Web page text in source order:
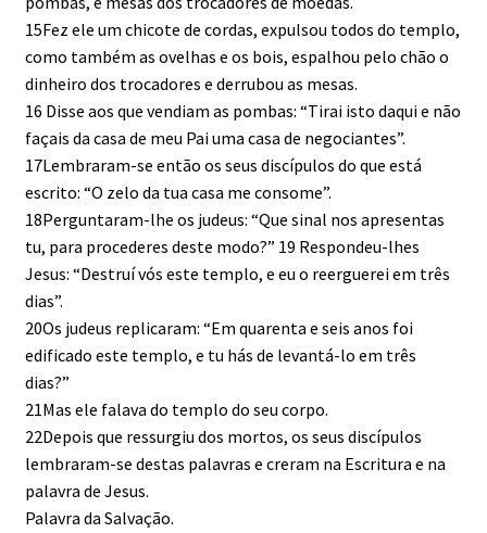
15Fez ele um chicote de cordas, expulsou todos do templo,
como também as ovelhas e os bois, espalhou pelo chão o
dinheiro dos trocadores e derrubou as mesas.
16 Disse aos que vendiam as pombas: “Tirai isto daqui e não
façais da casa de meu Pai uma casa de negociantes”.
17Lembraram-se então os seus discípulos do que está
escrito: “O zelo da tua casa me consome”.
18Perguntaram-lhe os judeus: “Que sinal nos apresentas
tu, para procederes deste modo?” 19 Respondeu-lhes
Jesus: “Destruí vós este templo, e eu o reerguerei em três
dias”.
20Os judeus replicaram: “Em quarenta e seis anos foi
edificado este templo, e tu hás de levantá-lo em três
dias?”
21Mas ele falava do templo do seu corpo.
22Depois que ressurgiu dos mortos, os seus discípulos
lembraram-se destas palavras e creram na Escritura e na
palavra de Jesus.
Palavra da Salvação.